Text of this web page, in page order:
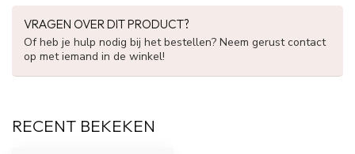
VRAGEN OVER DIT PRODUCT?
Of heb je hulp nodig bij het bestellen? Neem gerust contact
op met iemand in de winkel!
RECENT BEKEKEN